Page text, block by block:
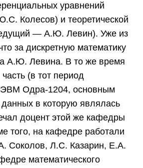
уравнений
Колесов) и теоретической
— А.Ю. Левин). Уже из
за дискретную математику
А.Ю. Левина. В то же время
(в тот период
ЭВМ Одра-1204, основным
в которую являлась
доцент этой же кафедры
того, на кафедре работали
Соколов, Л.С. Казарин, Е.А.
математического